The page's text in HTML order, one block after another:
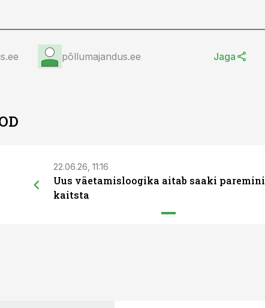
põllumajandus.ee Jaga
22.06.26, 11:16
Uus väetamisloogika aitab saaki paremini
kaitsta